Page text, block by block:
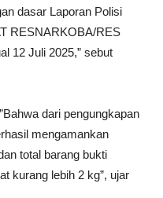
dasar Laporan Polisi
RESNARKOBA/RES
12 Juli 2025,” sebut
dari pengungkapan
mengamankan
total barang bukti
kurang lebih 2 kg”, ujar